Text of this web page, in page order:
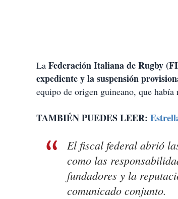
La Federación Italiana de Rugby
expediente y la suspensión
equipo de origen guineano, que había
TAMBIÉN PUEDES LEER:
El fiscal federal abrió
como las
fundadores y la
comunicado conjunto.